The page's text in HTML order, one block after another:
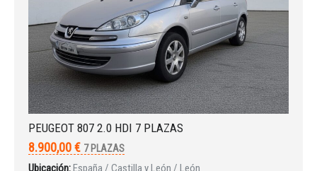
Iniciar sesión
PEUGEOT 807 2.0 HDI 7 PLAZAS
8.900,00 € 7 PLAZAS
Ubicación:España / Castilla y León / León